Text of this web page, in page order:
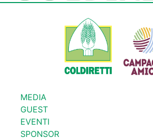
MEDIA
GUEST
EVENTI
SPONSOR